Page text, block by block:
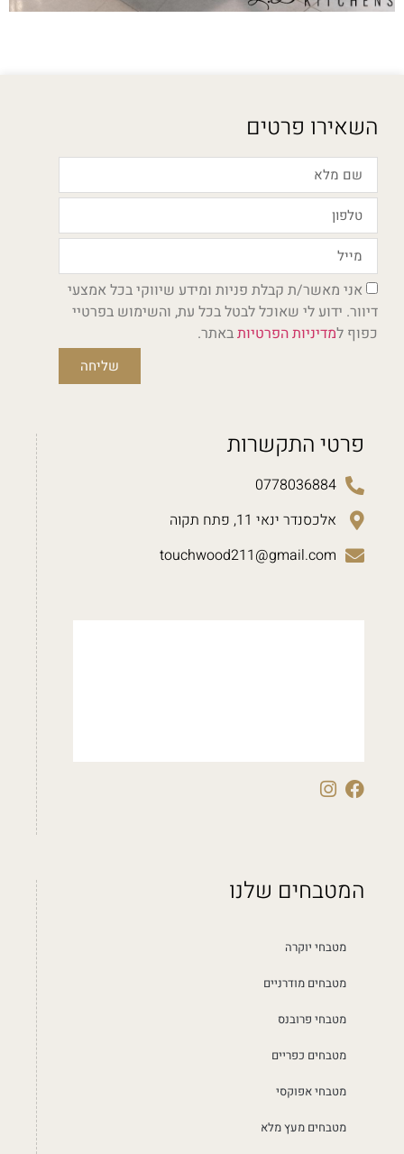
השאירו פרטים
אני מאשר/ת קבלת פניות ומידע שיווקי בכל אמצעי
דיוור. ידוע לי שאוכל לבטל בכל עת, והשימוש בפרטיי
כפוף למדיניות הפרטיותבאתר.
שליחה
פרטי התקשרות
0778036884
אלכסנדר ינאי 11, פתח תקוה
touchwood211@gmail.com
המטבחים שלנו
מטבחי יוקרה
מטבחים מודרניים
מטבחי פרובנס
מטבחים כפריים
מטבחי אפוקסי
מטבחים מעץ מלא